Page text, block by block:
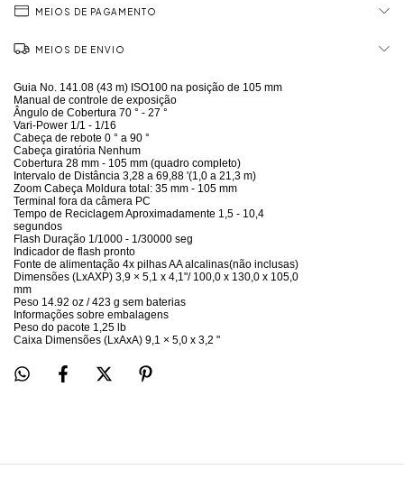
MEIOS DE PAGAMENTO
MEIOS DE ENVIO
Guia No. 141.08 (43 m) ISO100 na posição de 105 mm
Manual de controle de exposição
Ângulo de Cobertura 70 ° - 27 °
Vari-Power 1/1 - 1/16
Cabeça de rebote 0 ° a 90 °
Cabeça giratória Nenhum
Cobertura 28 mm - 105 mm (quadro completo)
Intervalo de Distância 3,28 a 69,88 '(1,0 a 21,3 m)
Zoom Cabeça Moldura total: 35 mm - 105 mm
Terminal fora da câmera PC
Tempo de Reciclagem Aproximadamente 1,5 - 10,4
segundos
Flash Duração 1/1000 - 1/30000 seg
Indicador de flash pronto
Fonte de alimentação 4x pilhas AA alcalinas(não inclusas)
Dimensões (LxAXP) 3,9 × 5,1 x 4,1"/ 100,0 x 130,0 x 105,0
mm
Peso 14.92 oz / 423 g sem baterias
Informações sobre embalagens
Peso do pacote 1,25 lb
Caixa Dimensões (LxAxA) 9,1 × 5,0 x 3,2 "